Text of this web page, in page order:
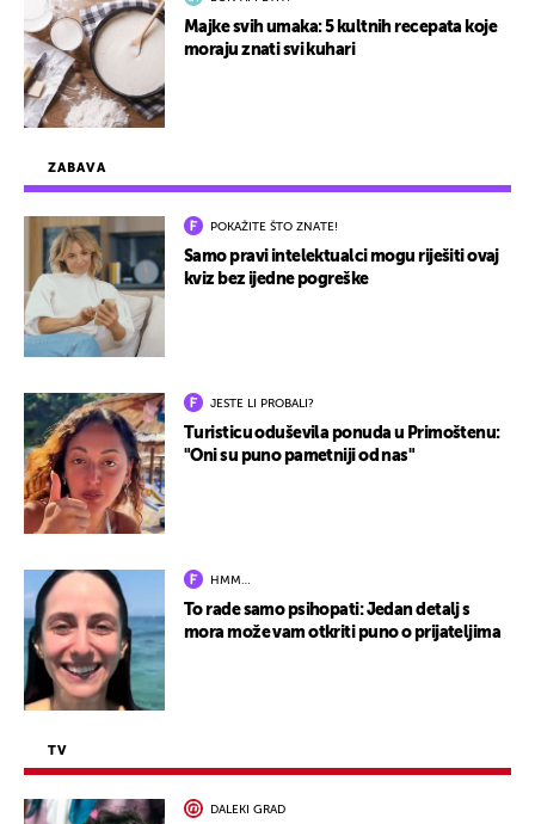
ZABAVA
POKAŽITE ŠTO ZNATE!
Samo pravi intelektualci mogu riješiti ovaj
kviz bez ijedne pogreške
JESTE LI PROBALI?
Turisticu oduševila ponuda u Primoštenu:
"Oni su puno pametniji od nas"
HMM…
To rade samo psihopati: Jedan detalj s
mora može vam otkriti puno o prijateljima
TV
DALEKI GRAD
Majke svih umaka: 5 kultnih recepata koje
moraju znati svi kuhari